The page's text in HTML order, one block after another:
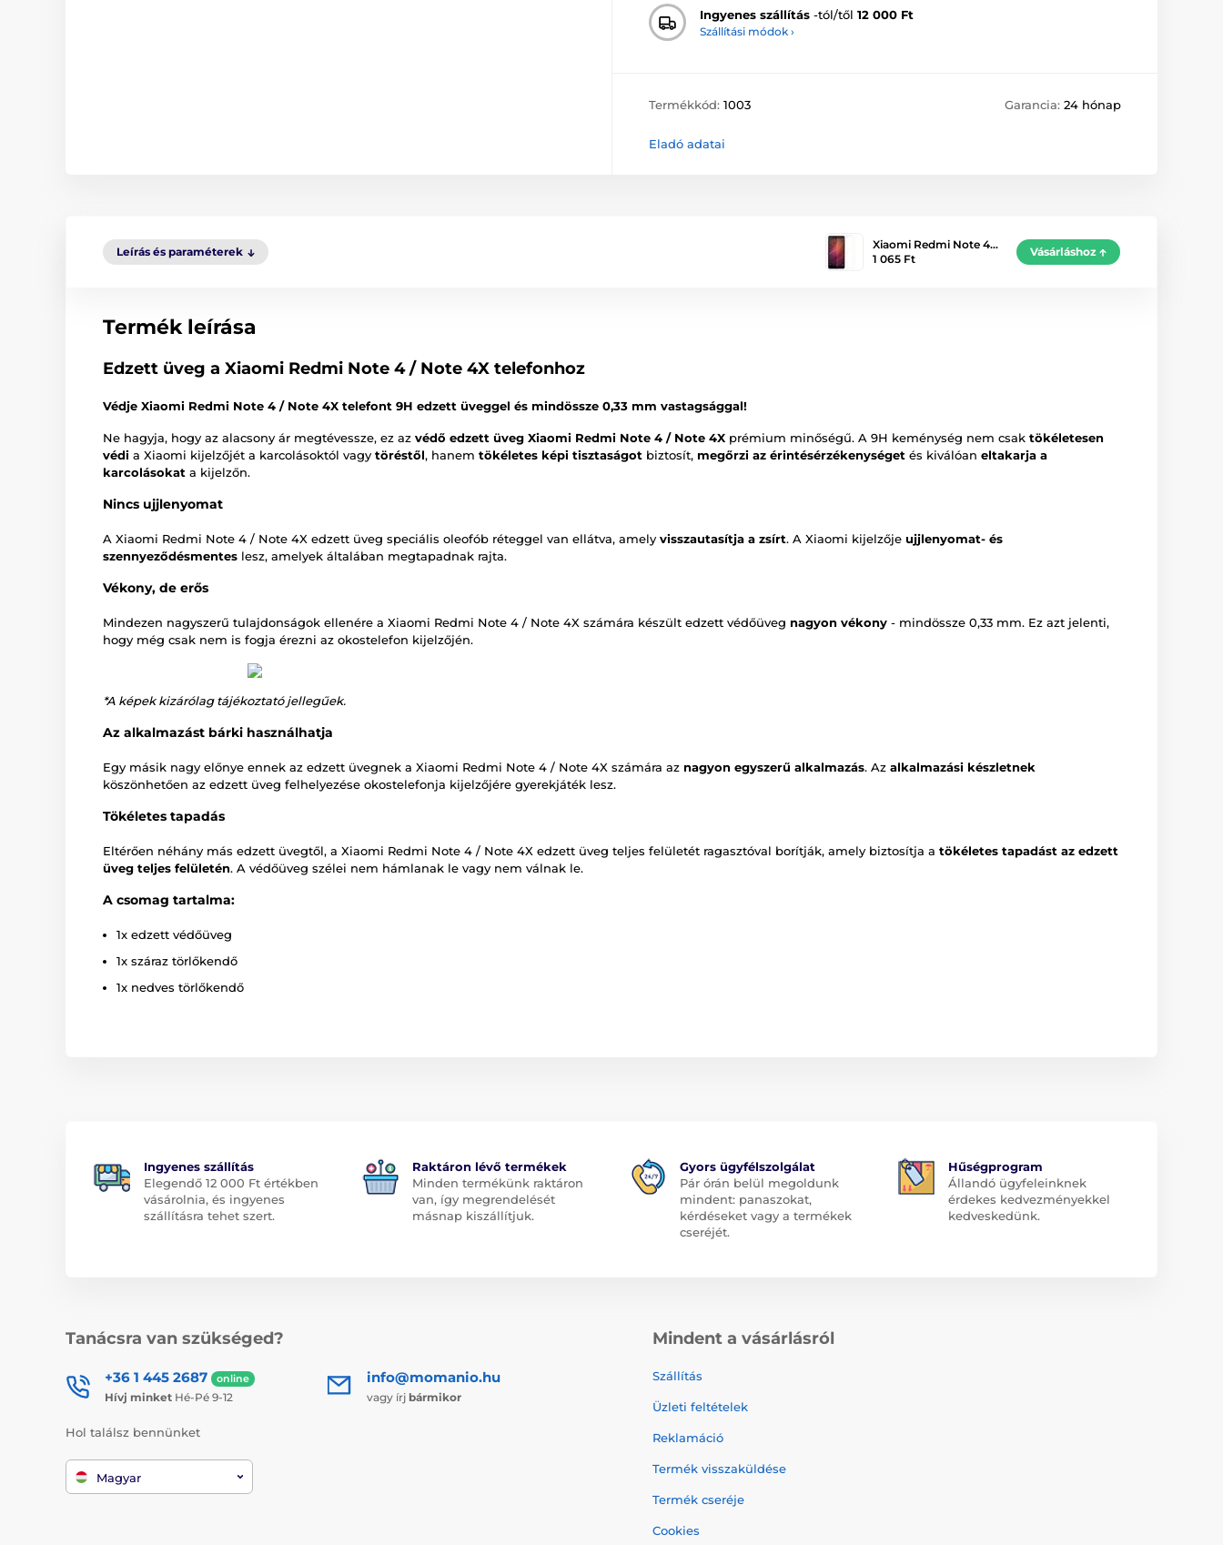
Ingyenes szállítás -tól/től 12 000 Ft
Szállítási módok ›
Termékkód: 1003 Garancia: 24 hónap
Eladó adatai
Leírás és paraméterek
Xiaomi Redmi Note 4…
1 065 Ft
Vásárláshoz
Termék leírása
Edzett üveg a Xiaomi Redmi Note 4 / Note 4X telefonhoz
Védje Xiaomi Redmi Note 4 / Note 4X telefont 9H edzett üveggel és mindössze 0,33 mm vastagsággal!
Ne hagyja, hogy az alacsony ár megtévessze, ez az védő edzett üveg Xiaomi Redmi Note 4 / Note 4X prémium minőségű. A 9H keménység nem csak tökéletesen
védi a Xiaomi kijelzőjét a karcolásoktól vagy töréstől, hanem tökéletes képi tisztaságot biztosít, megőrzi az érintésérzékenységet és kiválóan eltakarja a
karcolásokat a kijelzőn.
Nincs ujjlenyomat
A Xiaomi Redmi Note 4 / Note 4X edzett üveg speciális oleofób réteggel van ellátva, amely visszautasítja a zsírt. A Xiaomi kijelzője ujjlenyomat- és
szennyeződésmentes lesz, amelyek általában megtapadnak rajta.
Vékony, de erős
Mindezen nagyszerű tulajdonságok ellenére a Xiaomi Redmi Note 4 / Note 4X számára készült edzett védőüveg nagyon vékony - mindössze 0,33 mm. Ez azt jelenti,
hogy még csak nem is fogja érezni az okostelefon kijelzőjén.
*A képek kizárólag tájékoztató jellegűek.
Az alkalmazást bárki használhatja
Egy másik nagy előnye ennek az edzett üvegnek a Xiaomi Redmi Note 4 / Note 4X számára az nagyon egyszerű alkalmazás. Az alkalmazási készletnek
köszönhetően az edzett üveg felhelyezése okostelefonja kijelzőjére gyerekjáték lesz.
Tökéletes tapadás
Eltérően néhány más edzett üvegtől, a Xiaomi Redmi Note 4 / Note 4X edzett üveg teljes felületét ragasztóval borítják, amely biztosítja a tökéletes tapadást az edzett
üveg teljes felületén. A védőüveg szélei nem hámlanak le vagy nem válnak le.
A csomag tartalma:
1x edzett védőüveg
1x száraz törlőkendő
1x nedves törlőkendő
Ingyenes szállítás
Elegendő 12 000 Ft értékben
vásárolnia, és ingyenes
szállításra tehet szert.
Raktáron lévő termékek
Minden termékünk raktáron
van, így megrendelését
másnap kiszállítjuk.
Gyors ügyfélszolgálat
Pár órán belül megoldunk
mindent: panaszokat,
kérdéseket vagy a termékek
cseréjét.
Hűségprogram
Állandó ügyfeleinknek
érdekes kedvezményekkel
kedveskedünk.
Tanácsra van szükséged?
+36 1 445 2687 online
Hívj minket Hé-Pé 9-12
info@momanio.hu
vagy írj bármikor
Hol találsz bennünket
Magyar
Mindent a vásárlásról
Szállítás
Üzleti feltételek
Reklamáció
Termék visszaküldése
Termék cseréje
Cookies